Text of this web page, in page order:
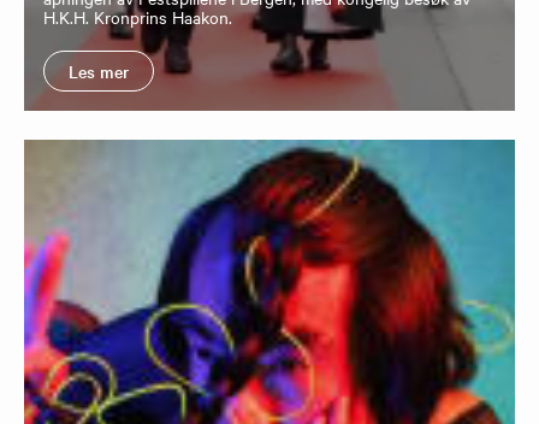
H.K.H. Kronprins Haakon.
Les mer